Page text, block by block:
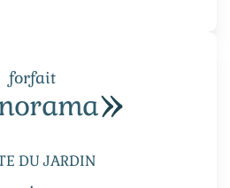
forfait
DU JARDIN